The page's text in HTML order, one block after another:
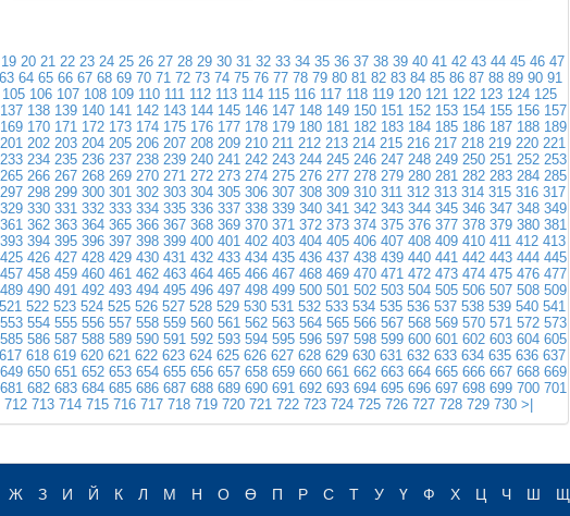
19 20 21 22 23 24 25 26 27 28 29 30 31 32 33 34 35 36 37 38 39 40 41 42 43 44 45 46 47
63 64 65 66 67 68 69 70 71 72 73 74 75 76 77 78 79 80 81 82 83 84 85 86 87 88 89 90 91
105 106 107 108 109 110 111 112 113 114 115 116 117 118 119 120 121 122 123 124 125
137 138 139 140 141 142 143 144 145 146 147 148 149 150 151 152 153 154 155 156 157
169 170 171 172 173 174 175 176 177 178 179 180 181 182 183 184 185 186 187 188 189
201 202 203 204 205 206 207 208 209 210 211 212 213 214 215 216 217 218 219 220 221
233 234 235 236 237 238 239 240 241 242 243 244 245 246 247 248 249 250 251 252 253
265 266 267 268 269 270 271 272 273 274 275 276 277 278 279 280 281 282 283 284 285
297 298 299 300 301 302 303 304 305 306 307 308 309 310 311 312 313 314 315 316 317
329 330 331 332 333 334 335 336 337 338 339 340 341 342 343 344 345 346 347 348 349
361 362 363 364 365 366 367 368 369 370 371 372 373 374 375 376 377 378 379 380 381
393 394 395 396 397 398 399 400 401 402 403 404 405 406 407 408 409 410 411 412 413
425 426 427 428 429 430 431 432 433 434 435 436 437 438 439 440 441 442 443 444 445
457 458 459 460 461 462 463 464 465 466 467 468 469 470 471 472 473 474 475 476 477
489 490 491 492 493 494 495 496 497 498 499 500 501 502 503 504 505 506 507 508 509
521 522 523 524 525 526 527 528 529 530 531 532 533 534 535 536 537 538 539 540 541
553 554 555 556 557 558 559 560 561 562 563 564 565 566 567 568 569 570 571 572 573
585 586 587 588 589 590 591 592 593 594 595 596 597 598 599 600 601 602 603 604 605
617 618 619 620 621 622 623 624 625 626 627 628 629 630 631 632 633 634 635 636 637
649 650 651 652 653 654 655 656 657 658 659 660 661 662 663 664 665 666 667 668 669
681 682 683 684 685 686 687 688 689 690 691 692 693 694 695 696 697 698 699 700 701
712 713 714 715 716 717 718 719 720 721 722 723 724 725 726 727 728 729 730 >|
Ж З И Й К Л М Н О Ө П Р С Т У Ү Ф Х Ц Ч Ш Щ